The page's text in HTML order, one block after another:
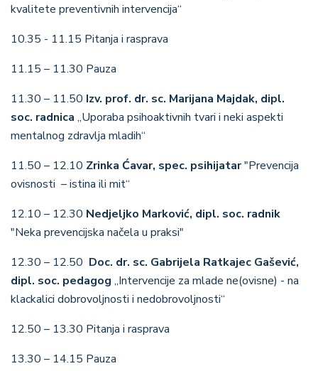
kvalitete preventivnih intervencija“
10.35 - 11.15 Pitanja i rasprava
11.15 – 11.30 Pauza
11.30 – 11.50 Izv. prof. dr. sc. Marijana Majdak, dipl.
soc. radnica „Uporaba psihoaktivnih tvari i neki aspekti
mentalnog zdravlja mladih“
11.50 – 12.10 Zrinka Ćavar, spec. psihijatar"Prevencija
ovisnosti – istina ili mit“
12.10 – 12.30 Nedjeljko Marković, dipl. soc. radnik
"Neka prevencijska načela u praksi"
12.30 – 12.50 Doc. dr. sc. Gabrijela Ratkajec Gašević,
dipl. soc. pedagog „Intervencije za mlade ne(ovisne) - na
klackalici dobrovoljnosti i nedobrovoljnosti“
12.50 – 13.30 Pitanja i rasprava
13.30 – 14.15 Pauza